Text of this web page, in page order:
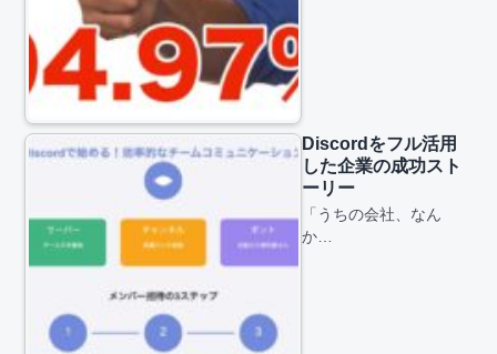
Discordをフル活用
した企業の成功スト
ーリー
「うちの会社、なん
か…